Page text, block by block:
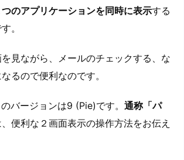
のアプリケーションを同時に表示する
。
見ながら、メールのチェックする、な
るので便利なのです。
バージョンは9 (Pie)です。 通称「パ
便利な２画面表示の操作方法をお伝え